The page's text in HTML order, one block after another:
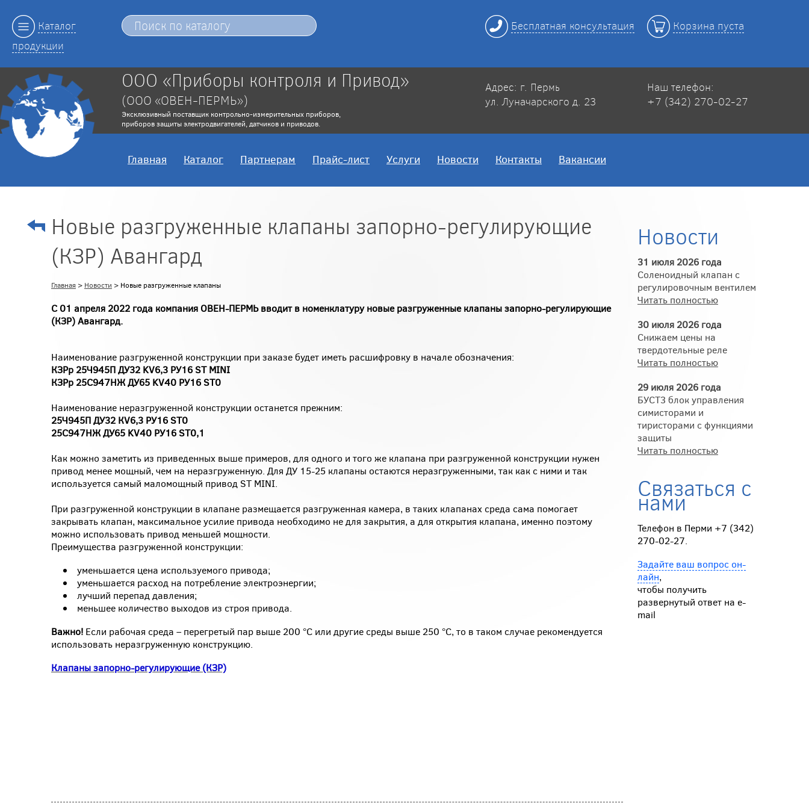
Каталог
продукции
Бесплатная консультация Корзина пуста
ООО «Приборы контроля и Привод»
(ООО «ОВЕН-ПЕРМЬ»)
Эксклюзивный поставщик контрольно-измерительных приборов,
приборов защиты электродвигателей, датчиков и приводов.
Адрес: г. Пермь
ул. Луначарского д. 23
Наш телефон:
+7 (342) 270-02-27
Главная Каталог Партнерам Прайс-лист Услуги Новости Контакты Вакансии
Новые разгруженные клапаны запорно-регулирующие
(КЗР) Авангард
Главная > Новости > Новые разгруженные клапаны
С 01 апреля 2022 года компания ОВЕН-ПЕРМЬ вводит в номенклатуру новые разгруженные клапаны запорно-регулирующие
(КЗР) Авангард.
Наименование разгруженной конструкции при заказе будет иметь расшифровку в начале обозначения:
КЗРр 25Ч945П ДУ32 KV6,3 РУ16 ST MINI
КЗРр 25С947НЖ ДУ65 KV40 РУ16 ST0
Наименование неразгруженной конструкции останется прежним:
25Ч945П ДУ32 КV6,3 РУ16 ST0
25С947НЖ ДУ65 KV40 РУ16 ST0,1
Как можно заметить из приведенных выше примеров, для одного и того же клапана при разгруженной конструкции нужен
привод менее мощный, чем на неразгруженную. Для ДУ 15-25 клапаны остаются неразгруженными, так как с ними и так
используется самый маломощный привод ST MINI.
При разгруженной конструкции в клапане размещается разгруженная камера, в таких клапанах среда сама помогает
закрывать клапан, максимальное усилие привода необходимо не для закрытия, а для открытия клапана, именно поэтому
можно использовать привод меньшей мощности.
Преимущества разгруженной конструкции:
уменьшается цена используемого привода;
уменьшается расход на потребление электроэнергии;
лучший перепад давления;
меньшее количество выходов из строя привода.
Важно! Если рабочая среда – перегретый пар выше 200 °С или другие среды выше 250 °С, то в таком случае рекомендуется
использовать неразгруженную конструкцию.
Клапаны запорно-регулирующие (КЗР)
Новости
31 июля 2026 года
Соленоидный клапан с
регулировочным вентилем
Читать полностью
30 июля 2026 года
Снижаем цены на
твердотельные реле
Читать полностью
29 июля 2026 года
БУСТ3 блок управления
симисторами и
тиристорами с функциями
защиты
Читать полностью
Связаться с
нами
Телефон в Перми +7 (342)
270-02-27.
Задайте ваш вопрос он-
лайн,
чтобы получить
развернутый ответ на e-
mail